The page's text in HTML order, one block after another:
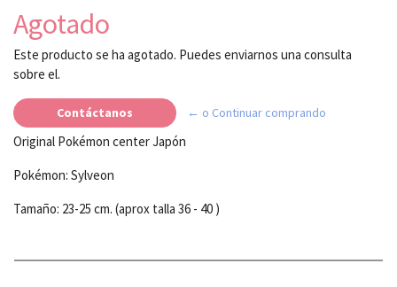
Agotado
Este producto se ha agotado. Puedes enviarnos una consulta
sobre el.
Contáctanos ← o Continuar comprando
Original Pokémon center Japón
Pokémon: Sylveon
Tamaño: 23-25 cm. (aprox talla 36 - 40 )